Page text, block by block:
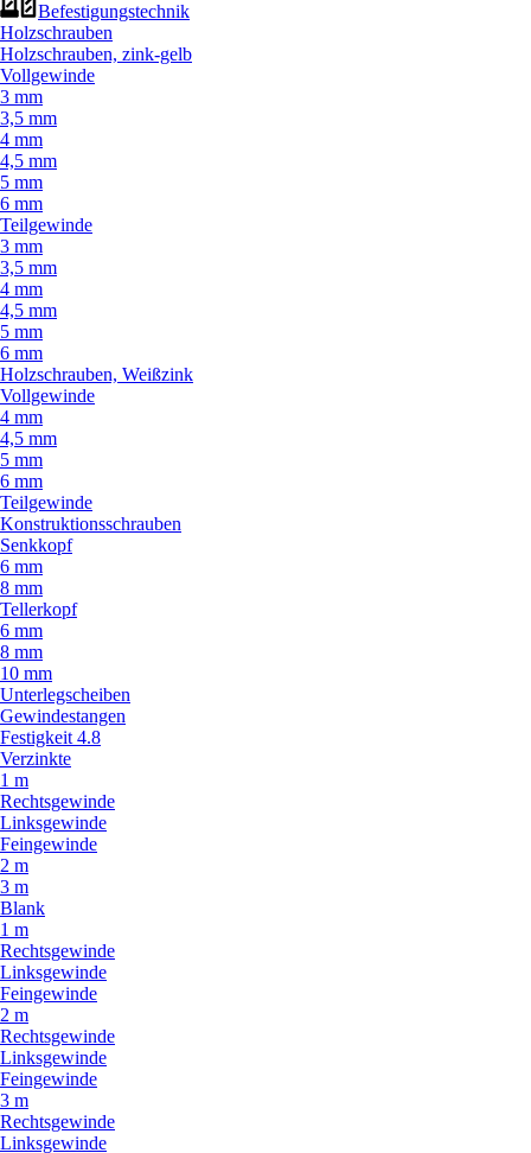
Befestigungstechnik
Holzschrauben
Holzschrauben, zink-gelb
Vollgewinde
3 mm
3,5 mm
4 mm
4,5 mm
5 mm
6 mm
Teilgewinde
3 mm
3,5 mm
4 mm
4,5 mm
5 mm
6 mm
Holzschrauben, Weißzink
Vollgewinde
4 mm
4,5 mm
5 mm
6 mm
Teilgewinde
Konstruktionsschrauben
Senkkopf
6 mm
8 mm
Tellerkopf
6 mm
8 mm
10 mm
Unterlegscheiben
Gewindestangen
Festigkeit 4.8
Verzinkte
1 m
Rechtsgewinde
Linksgewinde
Feingewinde
2 m
3 m
Blank
1 m
Rechtsgewinde
Linksgewinde
Feingewinde
2 m
Rechtsgewinde
Linksgewinde
Feingewinde
3 m
Rechtsgewinde
Linksgewinde